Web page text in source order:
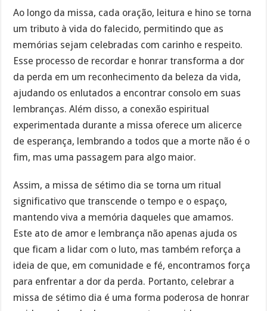
Ao longo da missa, cada oração, leitura e hino se torna
um tributo à vida do falecido, permitindo que as
memórias sejam celebradas com carinho e respeito.
Esse processo de recordar e honrar transforma a dor
da perda em um reconhecimento da beleza da vida,
ajudando os enlutados a encontrar consolo em suas
lembranças. Além disso, a conexão espiritual
experimentada durante a missa oferece um alicerce
de esperança, lembrando a todos que a morte não é o
fim, mas uma passagem para algo maior.
Assim, a missa de sétimo dia se torna um ritual
significativo que transcende o tempo e o espaço,
mantendo viva a memória daqueles que amamos.
Este ato de amor e lembrança não apenas ajuda os
que ficam a lidar com o luto, mas também reforça a
ideia de que, em comunidade e fé, encontramos força
para enfrentar a dor da perda. Portanto, celebrar a
missa de sétimo dia é uma forma poderosa de honrar